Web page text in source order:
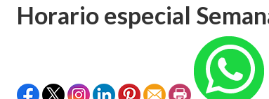
Horario especial